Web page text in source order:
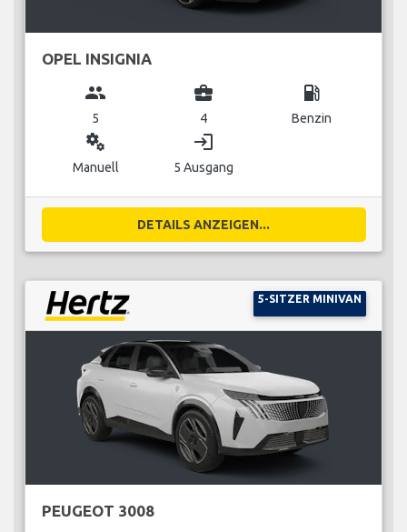
OPEL INSIGNIA
group
5
business_center
4
local_gas_station
Benzin
miscellaneous_services
Manuell
login
5 Ausgang
DETAILS ANZEIGEN...
5-SITZER MINIVAN
PEUGEOT 3008